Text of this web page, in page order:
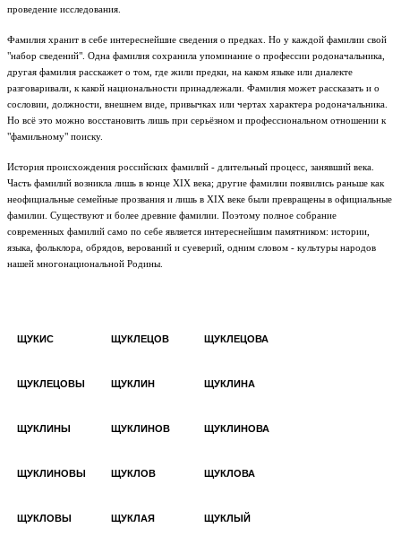
проведение исследования.
Фамилия хранит в себе интереснейшие сведения о предках. Но у каждой фамилии свой
"набор сведений". Одна фамилия сохранила упоминание о профессии родоначальника,
другая фамилия расскажет о том, где жили предки, на каком языке или диалекте
разговаривали, к какой национальности принадлежали. Фамилия может рассказать и о
сословии, должности, внешнем виде, привычках или чертах характера родоначальника.
Но всё это можно восстановить лишь при серьёзном и профессиональном отношении к
"фамильному" поиску.
История происхождения российских фамилий - длительный процесс, занявший века.
Часть фамилий возникла лишь в конце XIX века; другие фамилии появились раньше как
неофициальные семейные прозвания и лишь в XIX веке были превращены в официальные
фамилии. Существуют и более древние фамилии. Поэтому полное собрание
современных фамилий само по себе является интереснейшим памятником: истории,
языка, фольклора, обрядов, верований и суеверий, одним словом - культуры народов
нашей многонациональной Родины.
ЩУКИС ЩУКЛЕЦОВ ЩУКЛЕЦОВА
ЩУКЛЕЦОВЫ ЩУКЛИН ЩУКЛИНА
ЩУКЛИНЫ ЩУКЛИНОВ ЩУКЛИНОВА
ЩУКЛИНОВЫ ЩУКЛОВ ЩУКЛОВА
ЩУКЛОВЫ ЩУКЛАЯ ЩУКЛЫЙ